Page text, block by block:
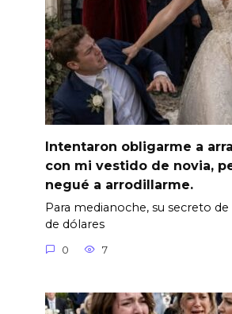
Intentaron obligarme a
con mi vestido de novia,
negué a arrodillarme.
Para medianoche, su secreto
de dólares
0 7